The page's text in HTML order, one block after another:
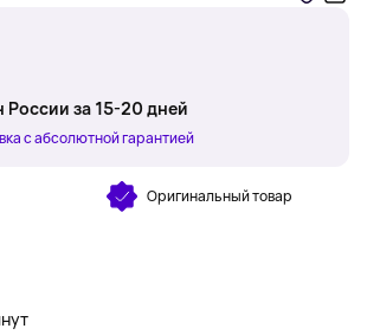
России за 15-20 дней
с абсолютной гарантией
Оригинальный товар